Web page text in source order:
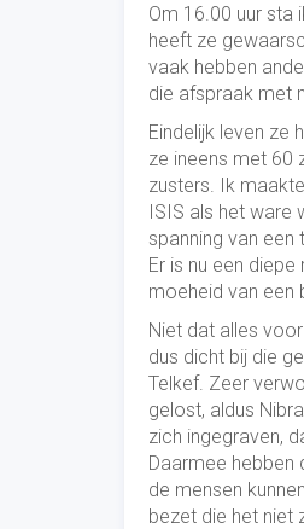
Om 16.00 uur sta
heeft ze
vaak hebben
die afspraak met
Eindelijk leven ze
ze ineens met 60
zusters. Ik
ISIS als het ware
spanning van een
Er is nu een
moeheid van een
Niet dat alles
dus dicht bij die
Telkef. Zeer
gelost, aldus
zich ingegraven,
Daarmee hebben
de mensen
bezet die het niet